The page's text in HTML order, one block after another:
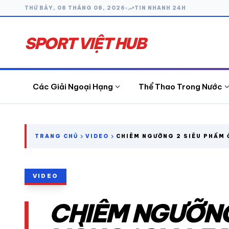
THỨ BẢY, 08 THÁNG 08, 2026 trending_upTIN NHANH 24H
SPORT VIỆT HUB
Các Giải Ngoại Hạng expand_more Thể Thao Trong Nước expand_more
THỂ THAO
TRANG CHỦ chevron_right VIDEO chevron_right CHIÊM NGƯỠNG 2 SIÊU PHẨM
VIDEO
CHIÊM